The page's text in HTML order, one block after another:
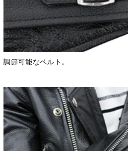
調節可能なベルト。